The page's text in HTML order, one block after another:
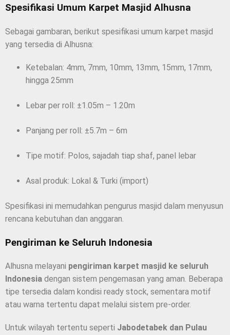
Spesifikasi Umum Karpet Masjid Alhusna
Sebagai gambaran, berikut spesifikasi umum karpet masjid
yang tersedia di Alhusna:
Ketebalan: 4mm, 7mm, 10mm, 13mm, 15mm, 17mm,
hingga 25mm
Lebar per roll: ±1.05m – 1.20m
Panjang per roll: ±5.7m – 6m
Tipe motif: Polos, sajadah tiap shaf, panel lebar
Asal produk: Lokal & Turki (import)
Spesifikasi ini memudahkan pengurus masjid dalam menyusun
rencana kebutuhan dan anggaran.
Pengiriman ke Seluruh Indonesia
Alhusna melayani pengiriman karpet masjid ke seluruh
Indonesia dengan sistem pengemasan yang aman. Beberapa
tipe tersedia dalam kondisi ready stock, sementara motif
atau warna tertentu dapat melalui sistem pre-order.
Untuk wilayah tertentu seperti Jabodetabek dan Pulau